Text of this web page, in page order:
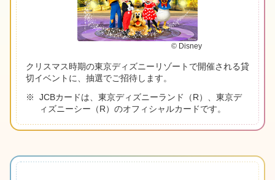
© Disney
クリスマス時期の東京ディズニーリゾートで開催される貸
切イベントに、抽選でご招待します。
JCBカードは、東京ディズニーランド（R）、東京デ
ィズニーシー（R）のオフィシャルカードです。